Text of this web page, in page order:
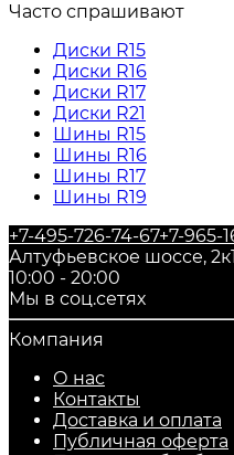
Часто спрашивают
Диски R15
Диски R16
Диски R17
Диски R21
Шины R15
Шины R16
Шины R17
Шины R19
+7-495-726-74-67+7-965-
Алтуфьевское шоссе, 2к1
10:00 - 20:00
Мы в соц.сетях
Компания
О нас
Контакты
Доставка и оплата
Публичная оферта